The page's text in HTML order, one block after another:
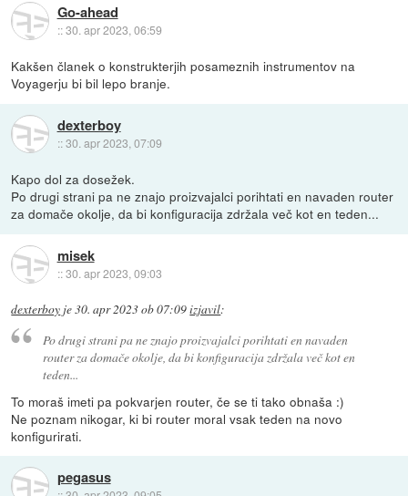
Go-ahead
::30. apr 2023, 06:59
Kakšen članek o konstrukterjih posameznih instrumentov na
Voyagerju bi bil lepo branje.
dexterboy
::30. apr 2023, 07:09
Kapo dol za dosežek.
Po drugi strani pa ne znajo proizvajalci porihtati en navaden router
za domače okolje, da bi konfiguracija zdržala več kot en teden...
misek
::30. apr 2023, 09:03
dexterboy je30. apr 2023 ob 07:09izjavil:
Po drugi strani pa ne znajo proizvajalci porihtati en navaden
router za domače okolje, da bi konfiguracija zdržala več kot en
teden...
To moraš imeti pa pokvarjen router, če se ti tako obnaša :)
Ne poznam nikogar, ki bi router moral vsak teden na novo
konfigurirati.
pegasus